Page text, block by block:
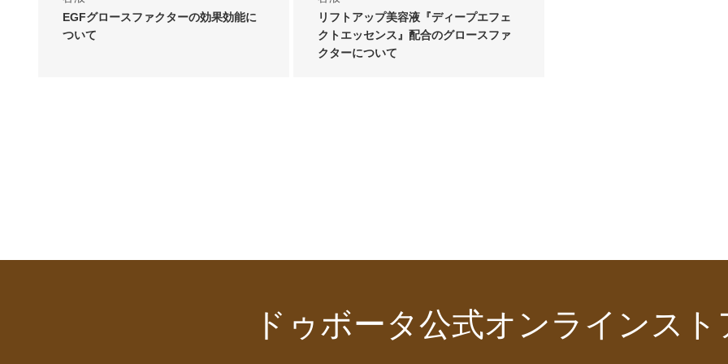
EGFグロースファクターの効果効能に
ついて
リフトアップ美容液『ディープエフェ
クトエッセンス』配合のグロースファ
クターについて
ドゥボータ公式オンラインスト